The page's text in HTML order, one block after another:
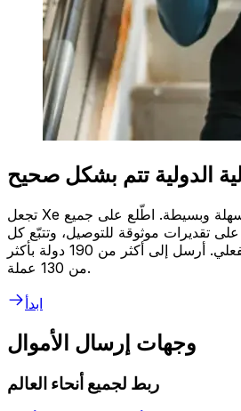
الدولية تتم بشكل صحيح
تجعل Xe التحويلات المالية الدولية سهلة وبسيطة. اطّلع على جميع
تقديرات موثوقة للتوصيل، وتتبّع كل
عملية نقل في الوقت الفعلي. أرسل إلى أكثر من 190 دولة بأكثر
من 130 عملة.
ابدأ
وجهات إرسال الأموال
ربط لجميع أنحاء العالم